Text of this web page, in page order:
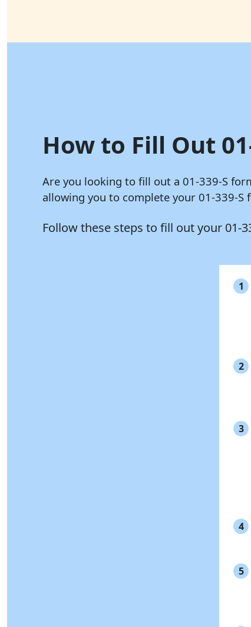
How to Fill Out
Are you looking to fill out a 01-339-S
allowing you to complete your 01-339-S
Follow these steps to fill out your 01-
1
2
3
4
5